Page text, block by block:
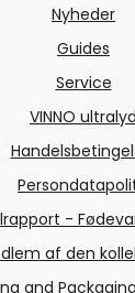
Nyheder
Guides
Service
VINNO ultralyd
-
af den
and